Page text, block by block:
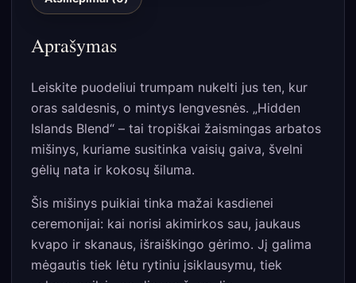
Aprašymas
Leiskite puodeliui trumpam nukelti jus ten, kur
oras saldesnis, o mintys lengvesnės. „Hidden
Islands Blend“ – tai tropiškai žaismingas arbatos
mišinys, kuriame susitinka vaisių gaiva, švelni
gėlių nata ir kokosų šiluma.
Šis mišinys puikiai tinka mažai kasdienei
ceremonijai: kai norisi akimirkos sau, jaukaus
kvapo ir skanaus, išraiškingo gėrimo. Jį galima
mėgautis tiek lėtu rytiniu įsiklausymu, tiek